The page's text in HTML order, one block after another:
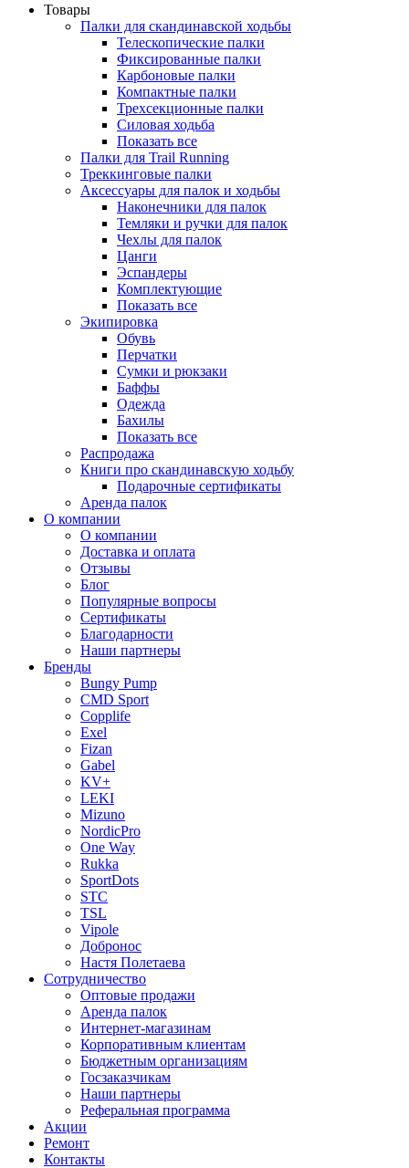
Товары
Палки для скандинавской ходьбы
Телескопические палки
Фиксированные палки
Карбоновые палки
Компактные палки
Трехсекционные палки
Силовая ходьба
Показать все
Палки для Trail Running
Треккинговые палки
Аксессуары для палок и ходьбы
Наконечники для палок
Темляки и ручки для палок
Чехлы для палок
Цанги
Эспандеры
Комплектующие
Показать все
Экипировка
Обувь
Перчатки
Сумки и рюкзаки
Баффы
Одежда
Бахилы
Показать все
Распродажа
Книги про скандинавскую ходьбу
Подарочные сертификаты
Аренда палок
О компании
О компании
Доставка и оплата
Отзывы
Блог
Популярные вопросы
Сертификаты
Благодарности
Наши партнеры
Бренды
Bungy Pump
CMD Sport
Copplife
Exel
Fizan
Gabel
KV+
LEKI
Mizuno
NordicPro
One Way
Rukka
SportDots
STC
TSL
Vipole
Добронос
Настя Полетаева
Сотрудничество
Оптовые продажи
Аренда палок
Интернет-магазинам
Корпоративным клиентам
Бюджетным организациям
Госзаказчикам
Наши партнеры
Реферальная программа
Акции
Ремонт
Контакты